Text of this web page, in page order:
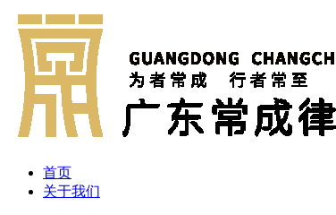
首页
关于我们